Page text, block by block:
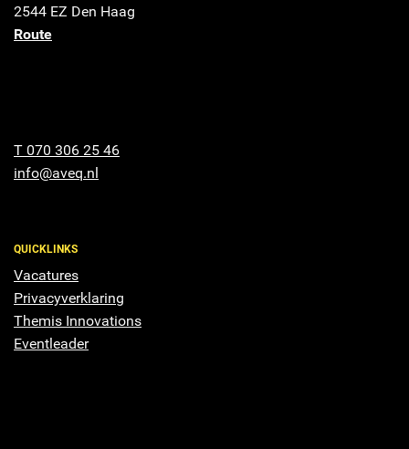
2544 EZ Den Haag
Route
T 070 306 25 46
info@aveq.nl
QUICKLINKS
Vacatures
Privacyverklaring
Themis Innovations
Eventleader